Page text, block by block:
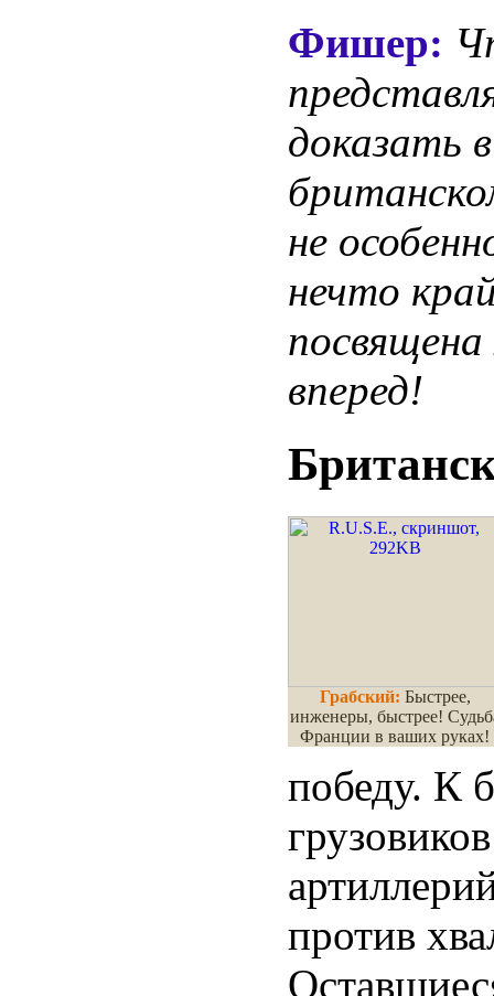
Фишер:
доказать
не
нечто
вперед!
Грабский: Быстрее,
инженеры, быстрее!
Франции в ваших руках!
победу. К
против